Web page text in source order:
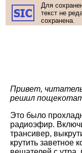
Для
текст не
сохранена.
Привет,
решил
Это было
радиоэфир.
трансивер,
крутить заветное